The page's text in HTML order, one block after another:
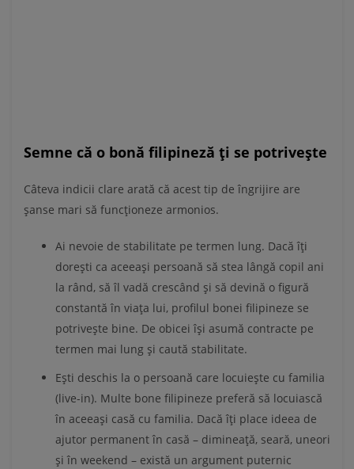
Semne că o bonă filipineză ți se potrivește
Câteva indicii clare arată că acest tip de îngrijire are
șanse mari să funcționeze armonios.
Ai nevoie de stabilitate pe termen lung. Dacă îți
dorești ca aceeași persoană să stea lângă copil ani
la rând, să îl vadă crescând și să devină o figură
constantă în viața lui, profilul bonei filipineze se
potrivește bine. De obicei își asumă contracte pe
termen mai lung și caută stabilitate.
Ești deschis la o persoană care locuiește cu familia
(live-in). Multe bone filipineze preferă să locuiască
în aceeași casă cu familia. Dacă îți place ideea de
ajutor permanent în casă – dimineață, seară, uneori
și în weekend – există un argument puternic